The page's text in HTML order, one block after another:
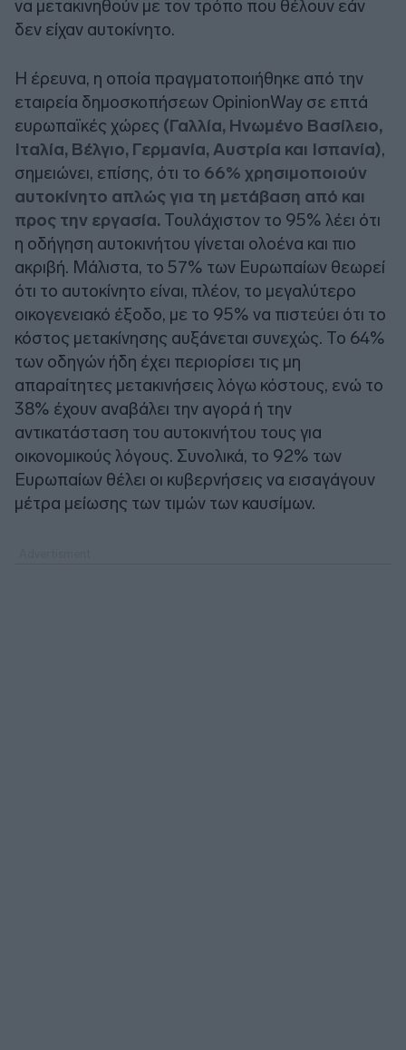
να μετακινηθούν με τον τρόπο που θέλουν εάν
δεν είχαν αυτοκίνητο.
Η έρευνα, η οποία πραγματοποιήθηκε από την
εταιρεία δημοσκοπήσεων OpinionWay σε επτά
ευρωπαϊκές χώρες (Γαλλία, Ηνωμένο Βασίλειο,
Ιταλία, Βέλγιο, Γερμανία, Αυστρία και Ισπανία),
σημειώνει, επίσης, ότι το 66% χρησιμοποιούν
αυτοκίνητο απλώς για τη μετάβαση από και
προς την εργασία. Τουλάχιστον το 95% λέει ότι
η οδήγηση αυτοκινήτου γίνεται ολοένα και πιο
ακριβή. Μάλιστα, το 57% των Ευρωπαίων θεωρεί
ότι το αυτοκίνητο είναι, πλέον, το μεγαλύτερο
οικογενειακό έξοδο, με το 95% να πιστεύει ότι το
κόστος μετακίνησης αυξάνεται συνεχώς. Το 64%
των οδηγών ήδη έχει περιορίσει τις μη
απαραίτητες μετακινήσεις λόγω κόστους, ενώ το
38% έχουν αναβάλει την αγορά ή την
αντικατάσταση του αυτοκινήτου τους για
οικονομικούς λόγους. Συνολικά, το 92% των
Ευρωπαίων θέλει οι κυβερνήσεις να εισαγάγουν
μέτρα μείωσης των τιμών των καυσίμων.